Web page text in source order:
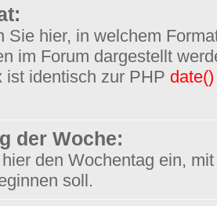
Sie hier, in welchem
im Forum dargestellt
ist identisch zur PHP date()
der Woche:
den Wochentag ein,
soll.